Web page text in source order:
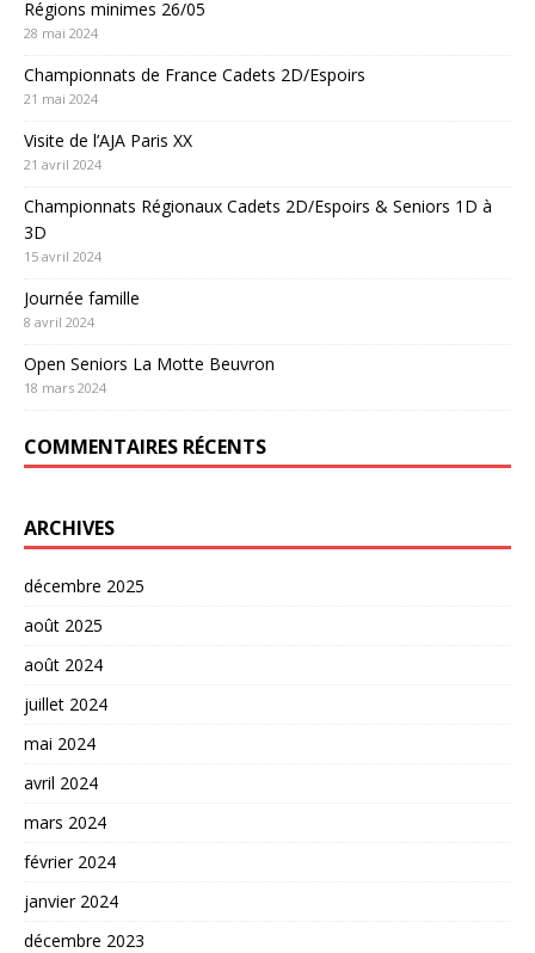
Régions minimes 26/05
28 mai 2024
Championnats de France Cadets 2D/Espoirs
21 mai 2024
Visite de l’AJA Paris XX
21 avril 2024
Championnats Régionaux Cadets 2D/Espoirs & Seniors 1D à
3D
15 avril 2024
Journée famille
8 avril 2024
Open Seniors La Motte Beuvron
18 mars 2024
COMMENTAIRES RÉCENTS
ARCHIVES
décembre 2025
août 2025
août 2024
juillet 2024
mai 2024
avril 2024
mars 2024
février 2024
janvier 2024
décembre 2023